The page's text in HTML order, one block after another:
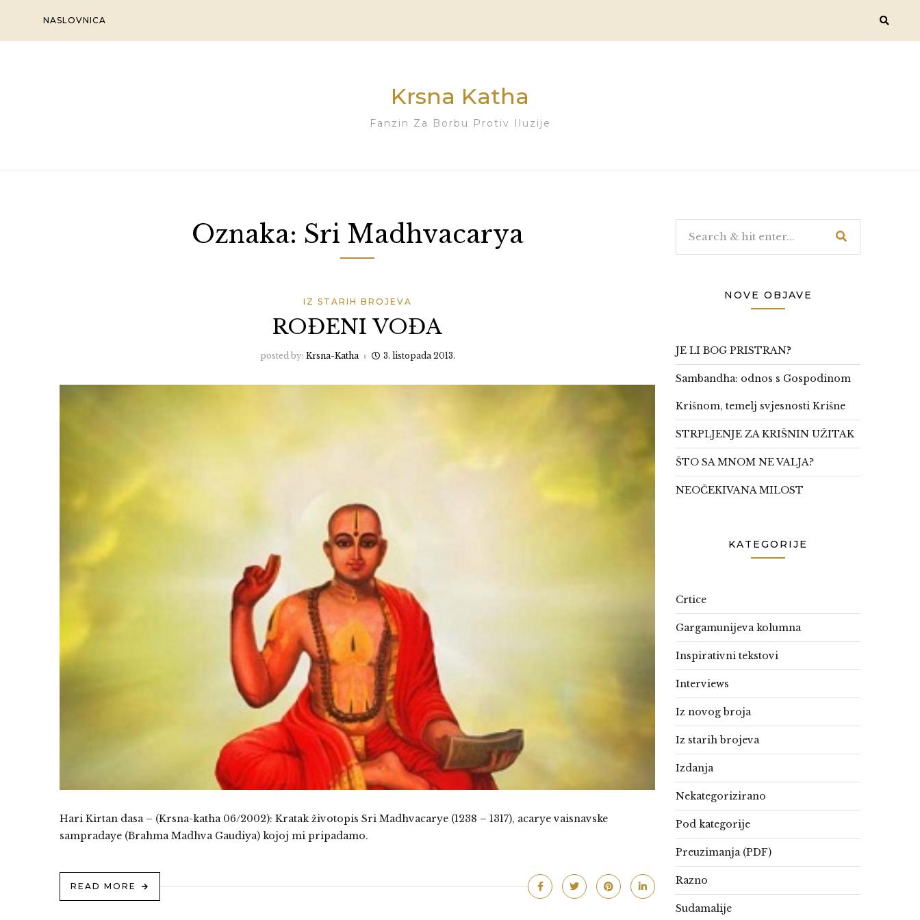
content
NASLOVNICA
Krsna Katha
Fanzin Za Borbu Protiv Iluzije
Oznaka: Sri Madhvacarya
IZ STARIH BROJEVA
ROĐENI VOĐA
posted by: Krsna-Katha 3. listopada 2013.
Hari Kirtan dasa – (Krsna-katha 06/2002): Kratak životopis Sri Madhvacarye (1238 – 1317), acarye vaisnavske
sampradaye (Brahma Madhva Gaudiya) kojoj mi pripadamo.
READ MORE
NOVE OBJAVE
JE LI BOG PRISTRAN?
Sambandha: odnos s Gospodinom
Krišnom, temelj svjesnosti Krišne
STRPLJENJE ZA KRIŠNIN UŽITAK
ŠTO SA MNOM NE VALJA?
NEOČEKIVANA MILOST
KATEGORIJE
Crtice
Gargamunijeva kolumna
Inspirativni tekstovi
Interviews
Iz novog broja
Iz starih brojeva
Izdanja
Nekategorizirano
Pod kategorije
Preuzimanja (PDF)
Razno
Sudamalije